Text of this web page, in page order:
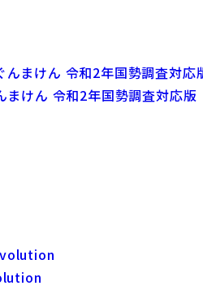
まけん 令和2年国勢調査対応版